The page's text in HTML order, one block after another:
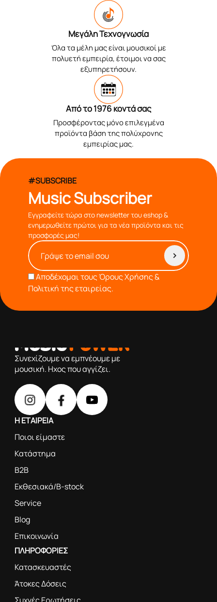
Μεγάλη Τεχνογνωσία
Όλα τα μέλη μας είναι μουσικοί με
πολυετή εμπειρία, έτοιμοι να σας
εξυπηρετήσουν.
Από το 1976 κοντά σας
Προσφέροντας μόνο επιλεγμένα
προϊόντα βάση της πολύχρονης
εμπειρίας μας.
#SUBSCRIBE
Music Subscriber
Εγγραφείτε τώρα στο newsletter του eshop &
ενημερωθείτε πρώτοι για τα νέα προϊόντα και τις
προσφορές μας!
Αποδέχομαι τουςΌρους Χρήσης &
Πολιτική της εταιρείας.
Συνεχίζουμε να εμπνέουμε με
μουσική. Ηχος που αγγίζει.
Η ΕΤΑΙΡΕΙΑ
Ποιοι είμαστε
Κατάστημα
B2B
Εκθεσιακά/B-stock
Service
Blog
Επικοινωνία
ΠΛΗΡΟΦΟΡΙΕΣ
Κατασκευαστές
Άτοκες Δόσεις